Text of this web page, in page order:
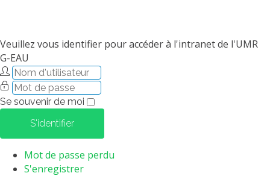
Veuillez vous identifier pour accéder à l'intranet de l'UMR
G-EAU
Se souvenir de moi
S'identifier
Mot de passe perdu
S'enregistrer